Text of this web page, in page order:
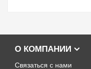
О КОМПАНИИ
Связаться с нами